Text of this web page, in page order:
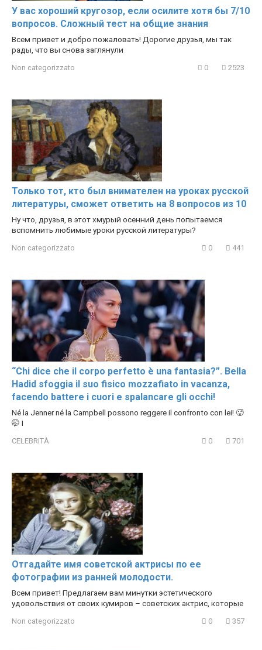
У вас хороший кругозор, если осилите хотя бы 7/10
вопросов. Сложный тест на общие знания
Всем привет и добро пожаловать! Дорогие друзья, мы так
рады, что вы снова заглянули
Non categorizzato 0 2523
Только тот, кто был внимателен на уроках русской
литературы, сможет ответить на 8 вопросов из 10
Ну что, друзья, в этот хмурый осенний день попытаемся
вспомнить любимые уроки русской литературы?
Non categorizzato 0 441
“Chi dice che il corpo perfetto è una fantasia?”. Bella
Hadid sfoggia il suo fisico mozzafiato in vacanza,
facendo battere i cuori e spalancare gli occhi!
Né la Jenner né la Campbell possono reggere il confronto con lei! 🥵
🤭 I
CELEBRITÀ 0 701
Отгадайте имя советской актрисы по ее
фотографии из ранней молодости.
Всем привет! Предлагаем вам минутки эстетического
удовольствия от своих кумиров – советских актрис, которые
Non categorizzato 0 357